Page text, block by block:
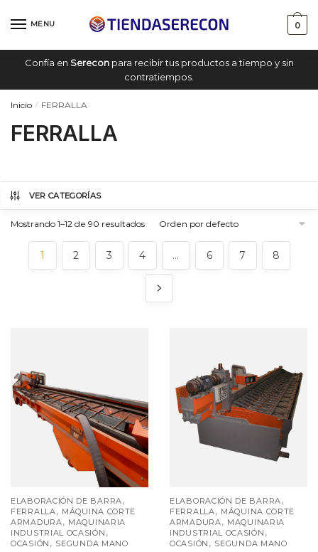
MENU 0
Confía en Sereconpara recibir tus productos a tiempo y sin
contratiempos.
Inicio / FERRALLA
FERRALLA
VER CATEGORÍAS
Mostrando 1–12 de 90 resultados
1 2 3 4 … 6 7 8
ELABORACIÓN DE BARRA,
FERRALLA, MÁQUINA CORTE
ARMADURA, MAQUINARIA
INDUSTRIAL OCASIÓN ,
OCASIÓN , SEGUNDA MANO
ELABORACIÓN DE BARRA,
FERRALLA, MÁQUINA CORTE
ARMADURA, MAQUINARIA
INDUSTRIAL OCASIÓN ,
OCASIÓN , SEGUNDA MANO